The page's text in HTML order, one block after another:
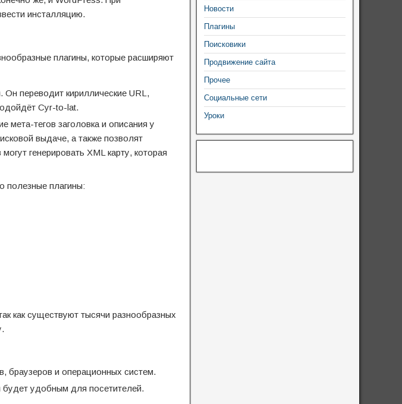
инсталляцию.
плагины, которые расширяют
переводит кириллические URL,
Cyr-to-lat.
тегов заголовка и описания у
выдаче, а также позволят
генерировать XML карту, которая
полезные плагины:
как существуют тысячи разнообразных
браузеров и операционных систем.
удобным для посетителей.
Новости
Плагины
Поисковики
Продвижение сайта
Прочее
Социальные сети
Уроки